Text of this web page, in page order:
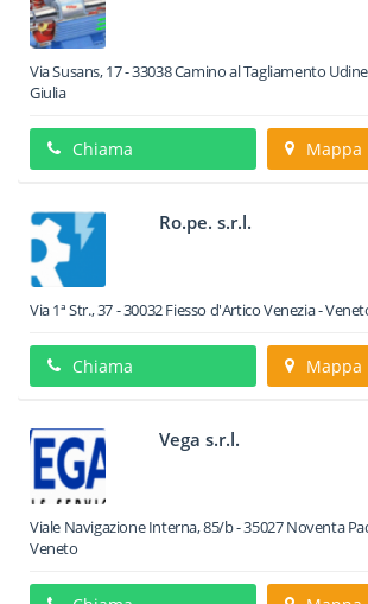
Via Susans, 17-33038Camino al Tagliamento
Giulia
Chiama Mappa
Ro.pe. s.r.l.
Via 1ª Str., 37-30032Fiesso d'ArticoVenezia -
Chiama Mappa
Vega s.r.l.
Viale Navigazione Interna, 85/b-35027Noventa
Veneto